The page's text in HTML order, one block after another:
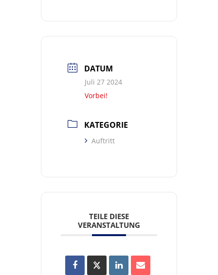
DATUM
Juli 27 2024
Vorbei!
KATEGORIE
Auftritt
TEILE DIESE
VERANSTALTUNG